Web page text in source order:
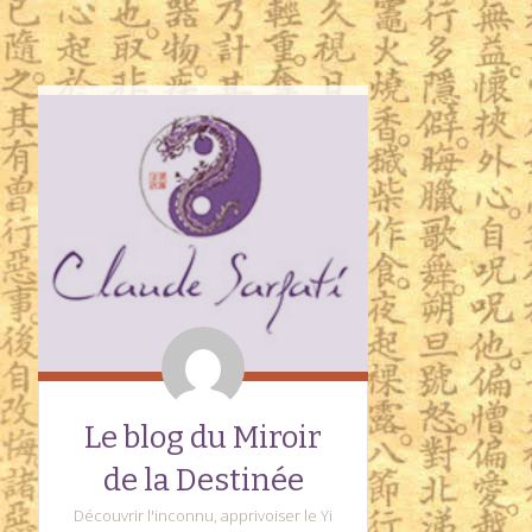
Le blog du Miroir
de la Destinée
Découvrir l'inconnu, apprivoiser le Yi